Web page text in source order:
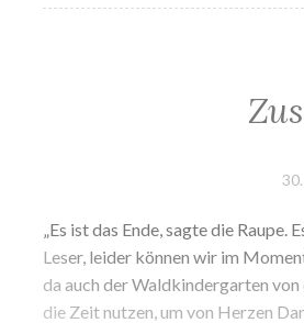
„Es ist das Ende, sagte die Raupe.
Leser, leider können wir im
da auch der Waldkindergarten
die Zeit nutzen, um von Herzen